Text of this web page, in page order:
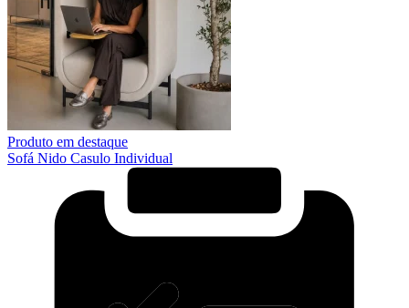
Produto em destaque
Sofá Nido Casulo Individual